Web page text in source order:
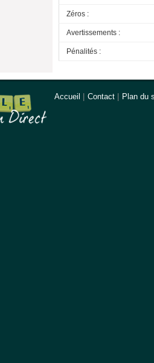
Zéros :
Avertissements :
Pénalités :
Accueil Contact Plan du